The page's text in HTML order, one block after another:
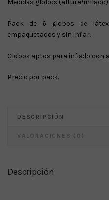
Medidas globos (altura/inflado)
Pack de 6 globos de látex
empaquetados y sin inflar.
Globos aptos para inflado con
Precio por pack.
DESCRIPCIÓN
VALORACIONES (0)
Descripción